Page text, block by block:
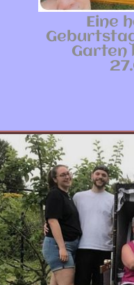
Eine
Garten